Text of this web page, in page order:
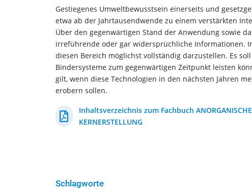
Gestiegenes Umweltbewusstsein einerseits und
etwa ab der Jahrtausendwende zu einem verstärkten
Über den gegenwärtigen Stand der Anwendung sowie
irreführende oder gar widersprüchliche Informationen.
diesen Bereich möglichst vollständig darzustellen. Es
Bindersysteme zum gegenwärtigen Zeitpunkt leisten
gilt, wenn diese Technologien in den nächsten Jahren
erobern sollen.
Inhaltsverzeichnis zum Fachbuch ANORGANISCHE
KERNERSTELLUNG
Schlagworte